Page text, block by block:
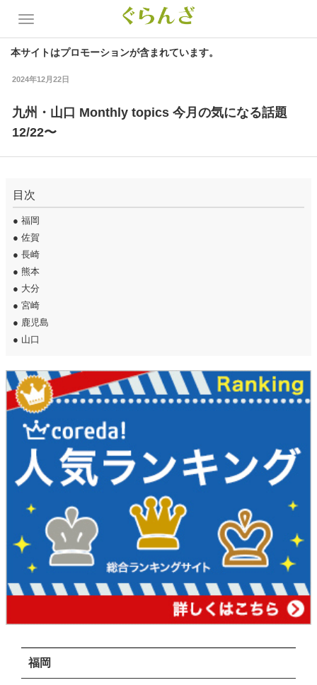
本サイトはプロモーションが含まれています。
2024年12月22日
九州・山口 Monthly topics 今月の気になる話題
12/22〜
目次
● 福岡
● 佐賀
● 長崎
● 熊本
● 大分
● 宮崎
● 鹿児島
● 山口
福岡